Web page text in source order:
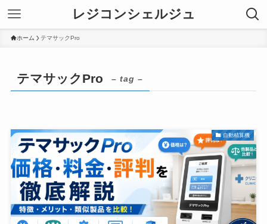
レジコンシェルジュ
ホーム テマサックPro
テマサックPro – tag –
自動精算機